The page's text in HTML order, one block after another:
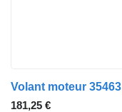
181,25 €